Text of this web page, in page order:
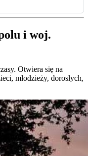
i woj.
Otwiera się na
młodzieży, dorosłych,